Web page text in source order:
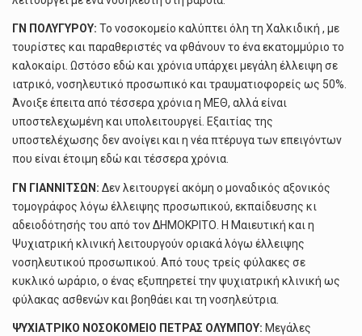
ΓΝ ΠΟΛΥΓΥΡΟΥ: Το νοσοκομείο καλύπτει όλη τη Χαλκιδική , με
τουρίστες και παραθεριστές να φθάνουν το ένα εκατομμύριο το
καλοκαίρι. Ωστόσο εδώ και χρόνια υπάρχει μεγάλη έλλειψη σε
ιατρικό, νοσηλευτικό προσωπικό και τραυματιοφορείς ως 50%.
Άνοιξε έπειτα από τέσσερα χρόνια η ΜΕΘ, αλλά είναι
υποστελεχωμένη και υπολειτουργεί. Εξαιτίας της
υποστελέχωσης δεν ανοίγει και η νέα πτέρυγα των επειγόντων
που είναι έτοιμη εδώ και τέσσερα χρόνια.
ΓΝ ΓΙΑΝΝΙΤΣΩΝ: Δεν λειτουργεί ακόμη ο μοναδικός αξονικός
τομογράφος λόγω έλλειψης προσωπικού, εκπαίδευσης κι
αδειοδότησής του από τον ΔΗΜΟΚΡΙΤΟ. Η Μαιευτική και η
Ψυχιατρική κλινική λειτουργούν οριακά λόγω έλλειψης
νοσηλευτικού προσωπικού. Από τους τρείς φύλακες σε
κυκλικό ωράριο, ο ένας εξυπηρετεί την ψυχιατρική κλινική ως
φύλακας ασθενών και βοηθάει και τη νοσηλεύτρια.
ΨΥΧΙΑΤΡΙΚΟ ΝΟΣΟΚΟΜΕΙΟ ΠΕΤΡΑΣ ΟΛΥΜΠΟΥ: Μεγάλες